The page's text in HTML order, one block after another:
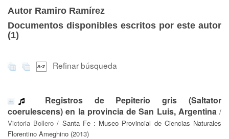
Autor Ramiro Ramírez
Documentos disponibles escritos por este autor
(1)
Refinar búsqueda
Registros de Pepiterio gris (Saltator
coerulescens) en la provincia de San Luis, Argentina/
Victoria Bollero / Santa Fe : Museo Provincial de Ciencias Naturales
Florentino Ameghino (2013)